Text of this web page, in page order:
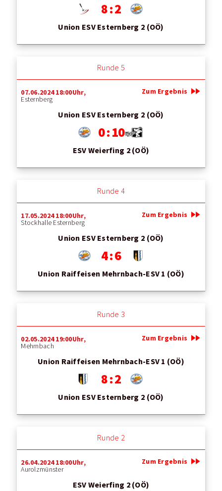
8 : 2
Union ESV Esternberg 2 (OÖ)
Runde 5
07.06.2024 18:00Uhr,
Esternberg
Union ESV Esternberg 2 (OÖ)
0 : 10
ESV Weierfing 2 (OÖ)
Zum Ergebnis fast_forward
Runde 4
17.05.2024 18:00Uhr,
Stockhalle Esternberg
Union ESV Esternberg 2 (OÖ)
4 : 6
Union Raiffeisen Mehrnbach-ESV 1 (OÖ)
Zum Ergebnis fast_forward
Runde 3
02.05.2024 19:00Uhr,
Mehrnbach
Union Raiffeisen Mehrnbach-ESV 1 (OÖ)
8 : 2
Union ESV Esternberg 2 (OÖ)
Zum Ergebnis fast_forward
Runde 2
26.04.2024 18:00Uhr,
Aurolzmünster
ESV Weierfing 2 (OÖ)
Zum Ergebnis fast_forward